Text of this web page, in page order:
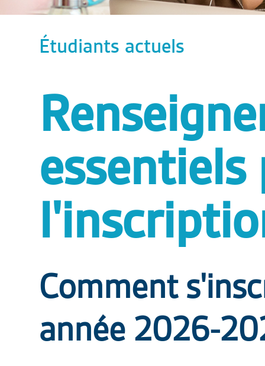
Étudiants actuels
essentiels
Comment
année 2026-